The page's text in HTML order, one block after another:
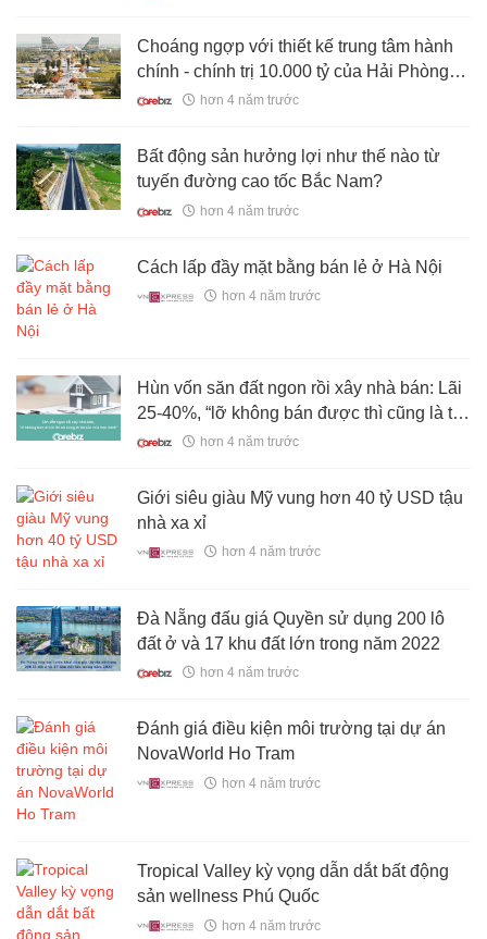
Choáng ngợp với thiết kế trung tâm hành
chính - chính trị 10.000 tỷ của Hải Phòng:
Nhìn mà ngỡ KĐT, khách sạn 5 sao
hơn 4 năm trước
Bất động sản hưởng lợi như thế nào từ
tuyến đường cao tốc Bắc Nam?
hơn 4 năm trước
Cách lấp đầy mặt bằng bán lẻ ở Hà Nội
hơn 4 năm trước
Hùn vốn săn đất ngon rồi xây nhà bán: Lãi
25-40%, “lỡ không bán được thì cũng là tài
sản của bọn mình”
hơn 4 năm trước
Giới siêu giàu Mỹ vung hơn 40 tỷ USD tậu
nhà xa xỉ
hơn 4 năm trước
Đà Nẵng đấu giá Quyền sử dụng 200 lô
đất ở và 17 khu đất lớn trong năm 2022
hơn 4 năm trước
Đánh giá điều kiện môi trường tại dự án
NovaWorld Ho Tram
hơn 4 năm trước
Tropical Valley kỳ vọng dẫn dắt bất động
sản wellness Phú Quốc
hơn 4 năm trước